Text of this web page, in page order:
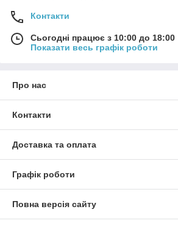
Контакти
Сьогодні працює з 10:00 до 18:00
Показати весь графік роботи
Про нас
Контакти
Доставка та оплата
Графік роботи
Повна версія сайту